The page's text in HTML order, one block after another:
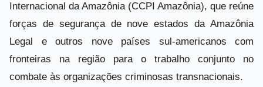
Internacional da Amazônia (CCPI Amazônia), que reúne
forças de segurança de nove estados da Amazônia
Legal e outros nove países sul-americanos com
fronteiras na região para o trabalho conjunto no
combate às organizações criminosas transnacionais.